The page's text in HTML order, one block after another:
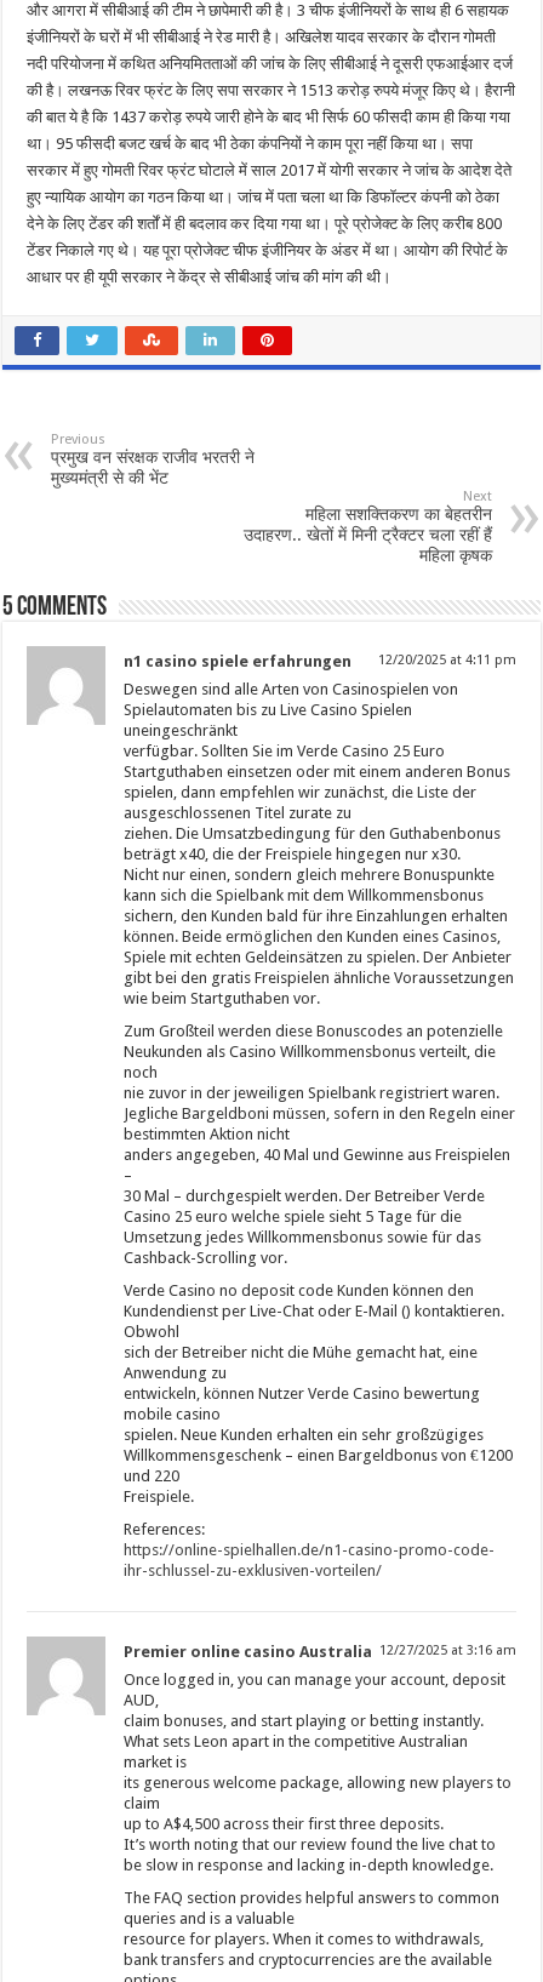
और आगरा में सीबीआई की टीम ने छापेमारी की है। 3 चीफ इंजीनियरों के साथ ही 6 सहायक
इंजीनियरों के घरों में भी सीबीआई ने रेड मारी है। अखिलेश यादव सरकार के दौरान गोमती
नदी परियोजना में कथित अनियमितताओं की जांच के लिए सीबीआई ने दूसरी एफआईआर दर्ज
की है। लखनऊ रिवर फ्रंट के लिए सपा सरकार ने 1513 करोड़ रुपये मंजूर किए थे। हैरानी
की बात ये है कि 1437 करोड़ रुपये जारी होने के बाद भी सिर्फ 60 फीसदी काम ही किया गया
था। 95 फीसदी बजट खर्च के बाद भी ठेका कंपनियों ने काम पूरा नहीं किया था। सपा
सरकार में हुए गोमती रिवर फ्रंट घोटाले में साल 2017 में योगी सरकार ने जांच के आदेश देते
हुए न्यायिक आयोग का गठन किया था। जांच में पता चला था कि डिफॉल्टर कंपनी को ठेका
देने के लिए टेंडर की शर्तों में ही बदलाव कर दिया गया था। पूरे प्रोजेक्ट के लिए करीब 800
टेंडर निकाले गए थे। यह पूरा प्रोजेक्ट चीफ इंजीनियर के अंडर में था। आयोग की रिपोर्ट के
आधार पर ही यूपी सरकार ने केंद्र से सीबीआई जांच की मांग की थी।
Previous
प्रमुख वन संरक्षक राजीव भरतरी ने
मुख्यमंत्री से की भेंट
Next
महिला सशक्तिकरण का बेहतरीन
उदाहरण.. खेतों में मिनी ट्रैक्टर चला रहीं हैं
महिला कृषक
5 comments
n1 casino spiele erfahrungen 12/20/2025 at 4:11 pm
Deswegen sind alle Arten von Casinospielen von
Spielautomaten bis zu Live Casino Spielen
uneingeschränkt
verfügbar. Sollten Sie im Verde Casino 25 Euro
Startguthaben einsetzen oder mit einem anderen Bonus
spielen, dann empfehlen wir zunächst, die Liste der
ausgeschlossenen Titel zurate zu
ziehen. Die Umsatzbedingung für den Guthabenbonus
beträgt x40, die der Freispiele hingegen nur x30.
Nicht nur einen, sondern gleich mehrere Bonuspunkte
kann sich die Spielbank mit dem Willkommensbonus
sichern, den Kunden bald für ihre Einzahlungen erhalten
können. Beide ermöglichen den Kunden eines Casinos,
Spiele mit echten Geldeinsätzen zu spielen. Der Anbieter
gibt bei den gratis Freispielen ähnliche Voraussetzungen
wie beim Startguthaben vor.
Zum Großteil werden diese Bonuscodes an potenzielle
Neukunden als Casino Willkommensbonus verteilt, die
noch
nie zuvor in der jeweiligen Spielbank registriert waren.
Jegliche Bargeldboni müssen, sofern in den Regeln einer
bestimmten Aktion nicht
anders angegeben, 40 Mal und Gewinne aus Freispielen
–
30 Mal – durchgespielt werden. Der Betreiber Verde
Casino 25 euro welche spiele sieht 5 Tage für die
Umsetzung jedes Willkommensbonus sowie für das
Cashback-Scrolling vor.
Verde Casino no deposit code Kunden können den
Kundendienst per Live-Chat oder E-Mail () kontaktieren.
Obwohl
sich der Betreiber nicht die Mühe gemacht hat, eine
Anwendung zu
entwickeln, können Nutzer Verde Casino bewertung
mobile casino
spielen. Neue Kunden erhalten ein sehr großzügiges
Willkommensgeschenk – einen Bargeldbonus von €1200
und 220
Freispiele.
References:
https://online-spielhallen.de/n1-casino-promo-code-
ihr-schlussel-zu-exklusiven-vorteilen/
Premier online casino Australia 12/27/2025 at 3:16 am
Once logged in, you can manage your account, deposit
AUD,
claim bonuses, and start playing or betting instantly.
What sets Leon apart in the competitive Australian
market is
its generous welcome package, allowing new players to
claim
up to A$4,500 across their first three deposits.
It’s worth noting that our review found the live chat to
be slow in response and lacking in-depth knowledge.
The FAQ section provides helpful answers to common
queries and is a valuable
resource for players. When it comes to withdrawals,
bank transfers and cryptocurrencies are the available